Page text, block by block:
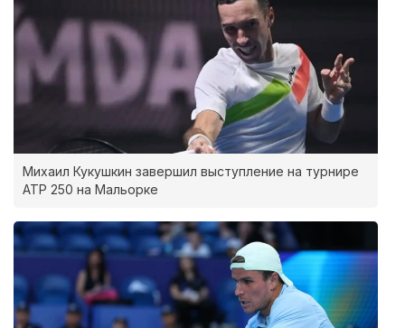
Михаил Кукушкин завершил выступление на турнире
ATP 250 на Мальорке